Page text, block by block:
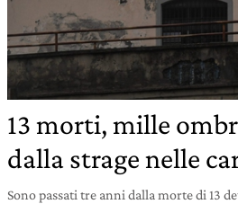
13 morti, mille
dalla strage nelle
Sono passati tre anni dalla morte di 13